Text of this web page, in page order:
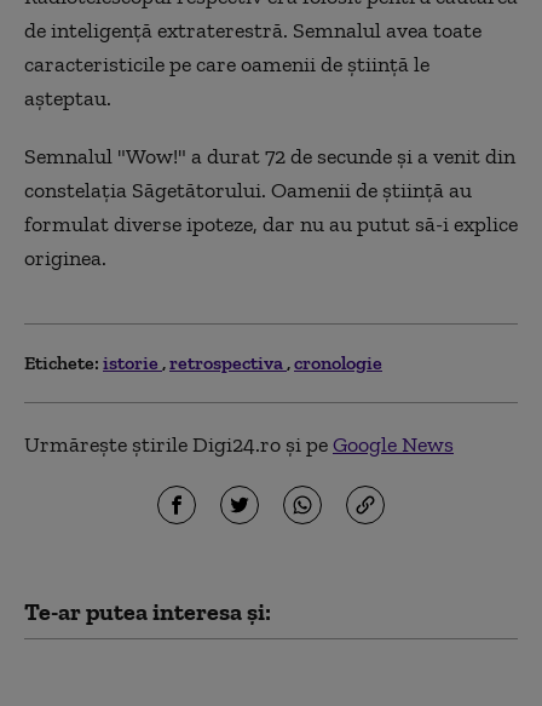
de inteligență extraterestră. Semnalul avea toate
caracteristicile pe care oamenii de știință le
așteptau.
Semnalul "Wow!" a durat 72 de secunde și a venit din
constelația Săgetătorului. Oamenii de știință au
formulat diverse ipoteze, dar nu au putut să-i explice
originea.
Etichete: istorie retrospectiva cronologie
Urmărește știrile Digi24.ro și peGoogle News
Te-ar putea interesa și: